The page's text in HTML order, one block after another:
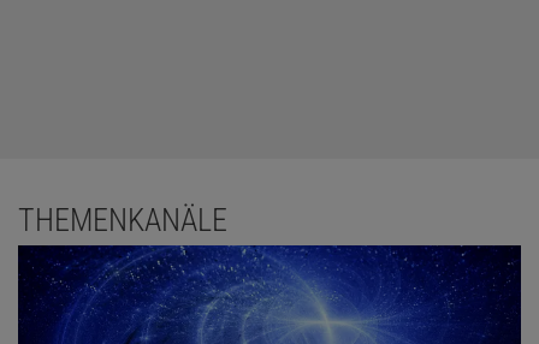
THEMENKANÄLE